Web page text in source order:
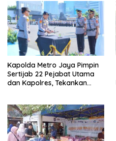
Kapolda Metro Jaya Pimpin
Sertijab 22 Pejabat Utama
dan Kapolres, Tekankan